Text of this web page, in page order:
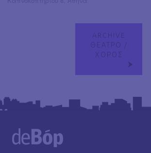
ARCHIVE
ΘΕΑΤΡΟ /
ΧΟΡΟΣ